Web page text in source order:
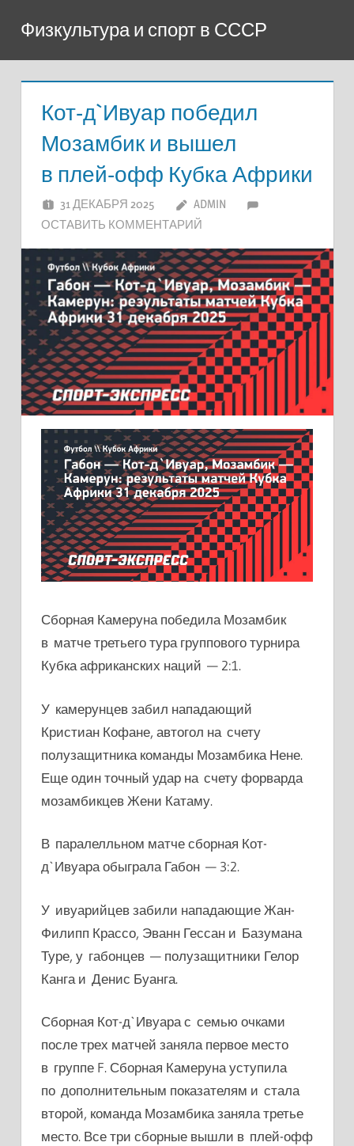
содержимому
Физкультура и спорт в СССР
Кот-д`Ивуар победил
Мозамбик и вышел
в плей-офф Кубка Африки
31 ДЕКАБРЯ 2025
ADMIN
ОСТАВИТЬ КОММЕНТАРИЙ
Сборная Камеруна победила Мозамбик
в матче третьего тура группового турнира
Кубка африканских наций — 2:1.
У камерунцев забил нападающий
Кристиан Кофане, автогол на счету
полузащитника команды Мозамбика Нене.
Еще один точный удар на счету форварда
мозамбикцев Жени Катаму.
В паралелльном матче сборная Кот-
д`Ивуара обыграла Габон — 3:2.
У ивуарийцев забили нападающие Жан-
Филипп Крассо, Эванн Гессан и Базумана
Туре, у габонцев — полузащитники Гелор
Канга и Денис Буанга.
Сборная Кот-д`Ивуара с семью очками
после трех матчей заняла первое место
в группе F. Сборная Камеруна уступила
по дополнительным показателям и стала
второй, команда Мозамбика заняла третье
место. Все три сборные вышли в плей-офф